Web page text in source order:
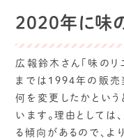
2020年に味の
広報鈴木さん「味の
までは1994年の販売
何を変更したかという
います。理由としては
る傾向があるので、よ